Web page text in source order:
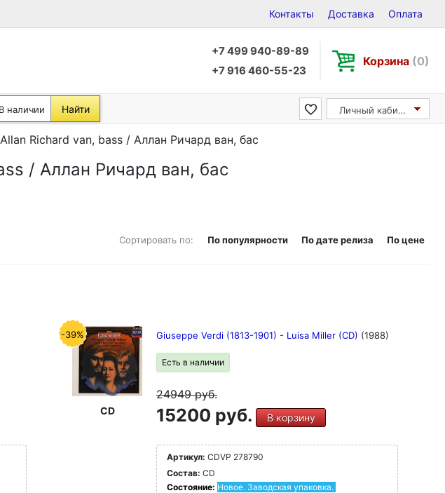
Контакты Доставка Оплата
+7 499 940-89-89
+7 916 460-55-23
Корзина (0)
В наличии Найти Личный кабинет
Richard van, bass / Аллан Ричард ван, бас
/ Аллан Ричард ван, бас
Сортировать по: По популярности По дате релиза По цене
-39%
CD
Giuseppe Verdi (1813-1901) - Luisa Miller (CD) (1988)
Есть в наличии
24949руб.
15200 руб. В корзину
Артикул: CDVP 278790
Состав: CD
Состояние: Новое. Заводская упаковка.